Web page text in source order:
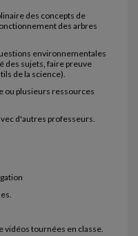
des concepts de
des arbres
environnementales
des sujets, faire preuve
de la science).
ou plusieurs ressources
d'autres professeurs.
vidéos tournées en classe.